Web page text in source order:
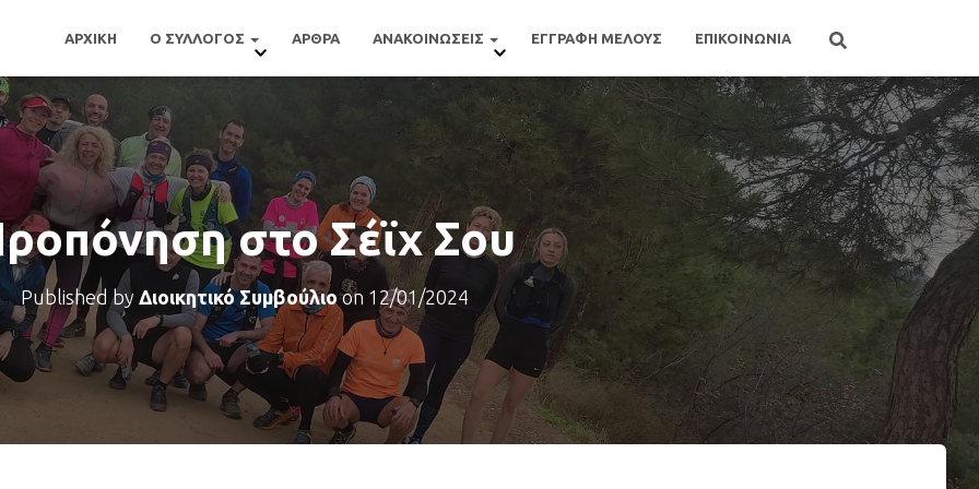
ΑΡΧΙΚΗ Ο ΣΥΛΛΟΓΟΣ ΑΡΘΡΑ ΑΝΑΚΟΙΝΩΣΕΙΣ ΕΓΓΡΑΦΗ ΜΕΛΟΥΣ ΕΠΙΚΟΙΝΩΝΙΑ
στο Σέϊχ Σου
Published by Διοικητικό Συμβούλιοon 12/01/2024